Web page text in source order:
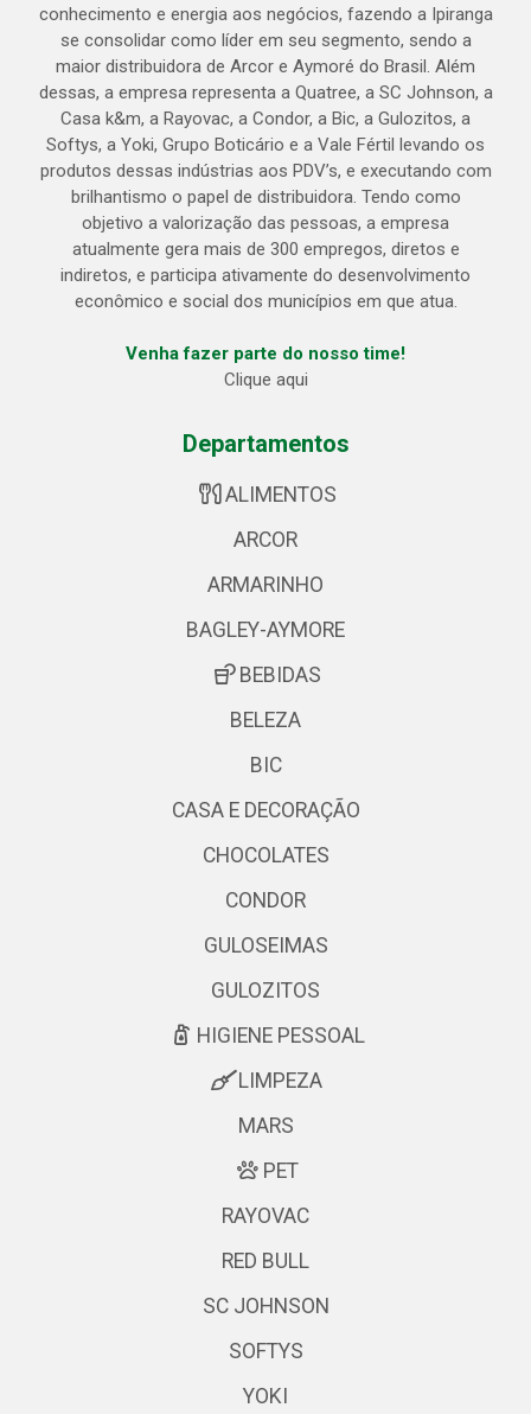
conhecimento e energia aos negócios, fazendo a Ipiranga
se consolidar como líder em seu segmento, sendo a
maior distribuidora de Arcor e Aymoré do Brasil. Além
dessas, a empresa representa a Quatree, a SC Johnson, a
Casa k&m, a Rayovac, a Condor, a Bic, a Gulozitos, a
Softys, a Yoki, Grupo Boticário e a Vale Fértil levando os
produtos dessas indústrias aos PDV’s, e executando com
brilhantismo o papel de distribuidora. Tendo como
objetivo a valorização das pessoas, a empresa
atualmente gera mais de 300 empregos, diretos e
indiretos, e participa ativamente do desenvolvimento
econômico e social dos municípios em que atua.
Venha fazer parte do nosso time!
Clique aqui
Departamentos
ALIMENTOS
ARCOR
ARMARINHO
BAGLEY-AYMORE
BEBIDAS
BELEZA
BIC
CASA E DECORAÇÃO
CHOCOLATES
CONDOR
GULOSEIMAS
GULOZITOS
HIGIENE PESSOAL
LIMPEZA
MARS
PET
RAYOVAC
RED BULL
SC JOHNSON
SOFTYS
YOKI